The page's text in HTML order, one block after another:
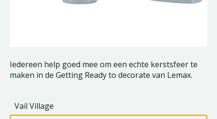
Iedereen help goed mee om een echte kerstsfeer te
maken in de Getting Ready to decorate van Lemax.
Vail Village